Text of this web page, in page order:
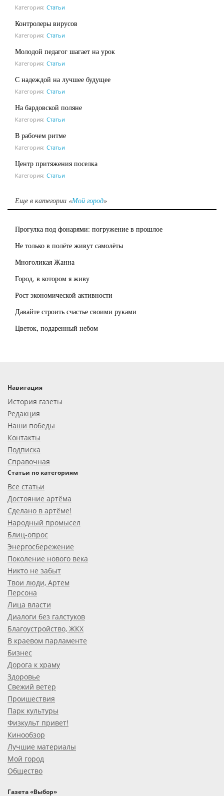
Категория: Статьи
Контролеры вирусов
Категория: Статьи
Молодой педагог шагает на урок
Категория: Статьи
С надеждой на лучшее будущее
Категория: Статьи
На бардовской поляне
Категория: Статьи
В рабочем ритме
Категория: Статьи
Центр притяжения поселка
Категория: Статьи
Еще в категории «Мой город»
Прогулка под фонарями: погружение в прошлое
Не только в полёте живут самолёты
Многоликая Жанна
Город, в котором я живу
Рост экономической активности
Давайте строить счастье своими руками
Цветок, подаренный небом
Навигация
История газеты
Редакция
Наши победы
Контакты
Подписка
Справочная
Статьи по категориям
Все статьи
Достояние артёма
Сделано в артёме!
Народный промысел
Блиц-опрос
Энергосбережение
Поколение нового века
Никто не забыт
Твои люди, Артем
Персона
Лица власти
Диалоги без галстуков
Благоустройство, ЖКХ
В краевом парламенте
Бизнес
Дорога к храму
Здоровье
Свежий ветер
Проишествия
Парк культуры
Физкульт привет!
Кинообзор
Лучшие материалы
Мой город
Общество
Газета «Выбор»